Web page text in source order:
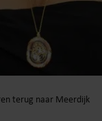
terug naar Meerdijk